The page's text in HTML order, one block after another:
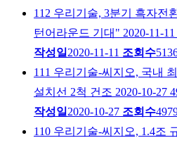
112 우리기술, 3분기 흑자전
턴어라운드 기대" 2020-11-11
작성일 2020-11-11 조회수
111 우리기술-씨지오, 국내
설치선 2척 건조 2020-10-27
작성일 2020-10-27 조회수
110 우리기술-씨지오, 1.4조